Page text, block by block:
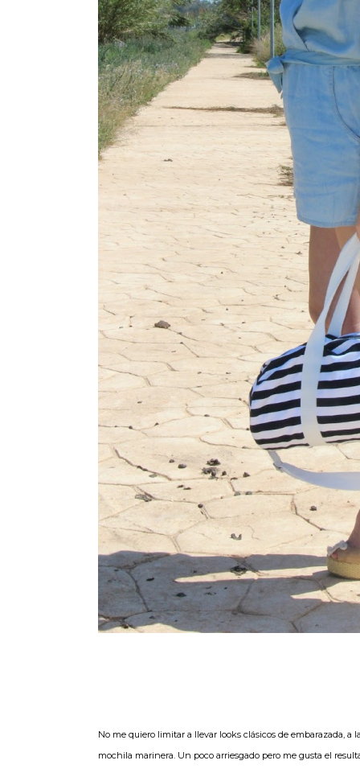
No me quiero limitar a llevar looks clásicos de embarazada,
mochila marinera. Un poco arriesgado pero me gusta el